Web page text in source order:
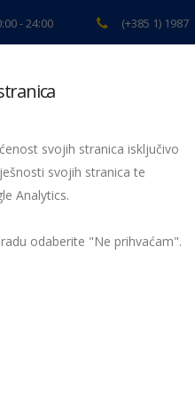
- 24:00 (+385 1) 1987
Preventiva
svojih stranica isključivo
svojih stranica te
Analytics.
odaberite "Ne prihvaćam".